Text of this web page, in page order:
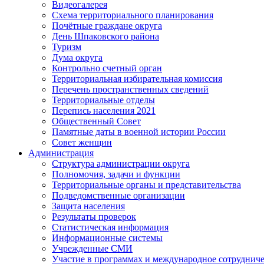
Видеогалерея
Схема территориального планирования
Почётные граждане округа
День Шпаковского района
Туризм
Дума округа
Контрольно счетный орган
Территориальная избирательная комиссия
Перечень пространственных сведений
Территориальные отделы
Перепись населения 2021
Общественный Совет
Памятные даты в военной истории России
Совет женщин
Администрация
Структура администрации округа
Полномочия, задачи и функции
Территориальные органы и представительства
Подведомственные организации
Защита населения
Результаты проверок
Статистическая информация
Информационные системы
Учрежденные СМИ
Участие в программах и международное